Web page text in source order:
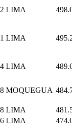
LIMA
LIMA
LIMA
MOQUEGUA
LIMA
LIMA